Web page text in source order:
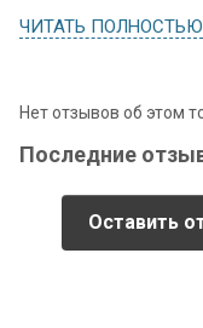
ЧИТАТЬ ПОЛНОСТЬЮ
Нет отзывов об этом
Последние
Оставить